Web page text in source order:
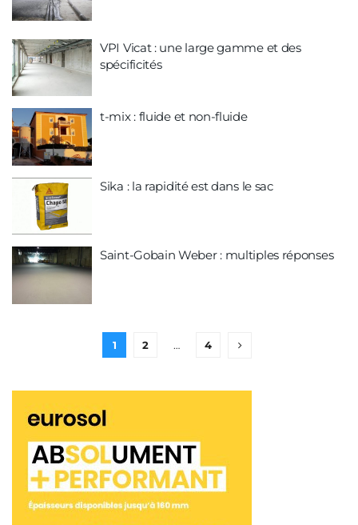
VPI Vicat : une large gamme et des
spécificités
t-mix : fluide et non-fluide
Sika : la rapidité est dans le sac
Saint-Gobain Weber : multiples réponses
1 2 … 4